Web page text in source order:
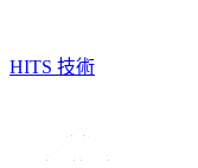
HITS 技術